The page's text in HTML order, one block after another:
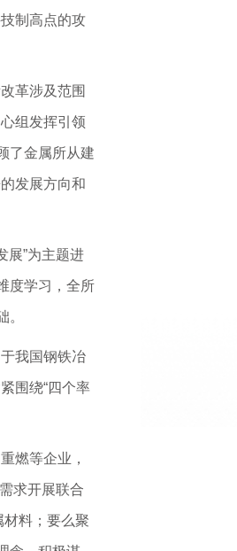
制高点的攻
革涉及范围
组发挥引领
了金属所从建
发展方向和
展”为主题进
度学习，全所
我国钢铁冶
围绕“四个率
燃等企业，
求开展联合
料；要么聚